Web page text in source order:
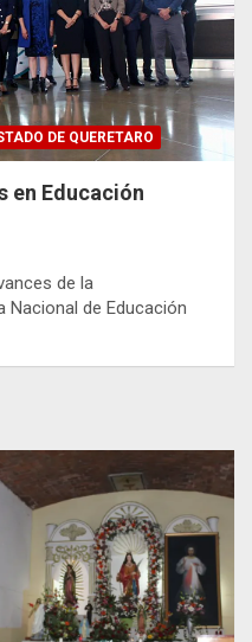
DE QUERETARO
en Educación
de la
Nacional de Educación